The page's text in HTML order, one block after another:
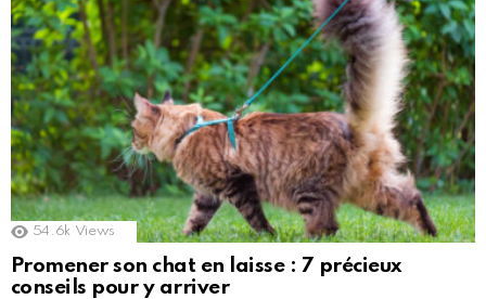
54.6k Views
Promener son chat en laisse : 7 précieux
conseils pour y arriver